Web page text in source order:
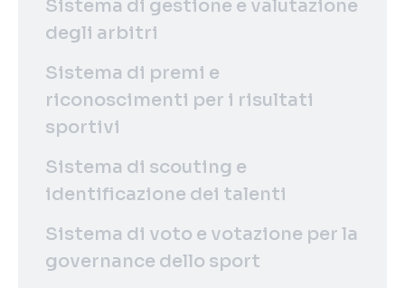
Sistema di gestione e valutazione
degli arbitri
Sistema di premi e
riconoscimenti per i risultati
sportivi
Sistema di scouting e
identificazione dei talenti
Sistema di voto e votazione per la
governance dello sport